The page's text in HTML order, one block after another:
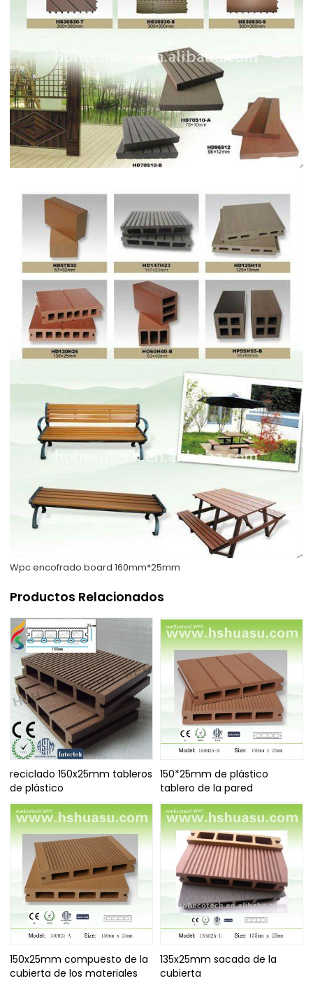
Wpc encofrado board 160mm*25mm
Productos Relacionados
reciclado 150x25mm tableros
de plástico
150*25mm de plástico
tablero de la pared
150x25mm compuesto de la
cubierta de los materiales
135x25mm sacada de la
cubierta